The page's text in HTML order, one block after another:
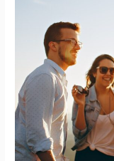
plek
die
bij
jou
past